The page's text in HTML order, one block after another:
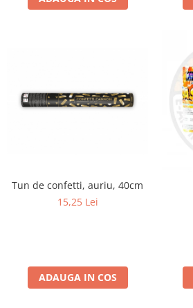
Tun de confetti, auriu, 40cm
15,25 Lei
ADAUGA IN COS